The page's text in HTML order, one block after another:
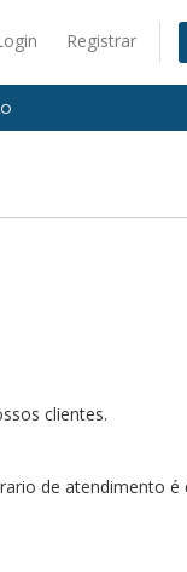
Registrar
clientes.
de atendimento é